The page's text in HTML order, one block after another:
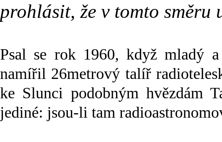
prohlásit, že v tomto směru
Psal se rok 1960, když mladý
namířil 26metrový talíř
ke Slunci podobným hvězdám
jediné: jsou-li tam